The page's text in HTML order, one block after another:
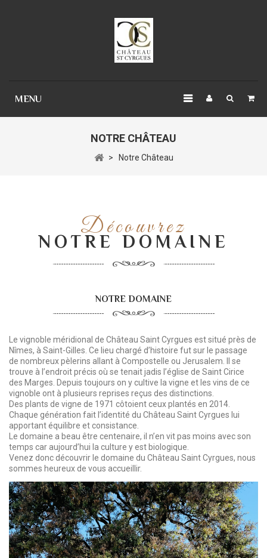
MENU
NOTRE CHÂTEAU
> Notre Château
Découvrez
NOTRE DOMAINE
NOTRE DOMAINE
Le vignoble méridional de Château Saint Cyrgues est situé près de
Nîmes, à Saint-Gilles. Ce lieu chargé d’histoire fut sur le passage
de nombreux pèlerins allant à Compostelle ou Jerusalem. Il se
trouve à l’endroit précis où se tenait jadis l’église de Saint Cirice
des Marges. Depuis toujours on y cultive la vigne et les vins de ce
vignoble ont à plusieurs reprises reçus des distinctions.
Des plants de vigne de 1971 côtoient ceux plantés en 2014.
Chaque génération fait l’identité du Château Saint Cyrgues lui
apportant équilibre et consistance.
Le domaine a beau être centenaire, il n’en vit pas moins avec son
temps car aujourd’hui la culture y est biologique.
Venez donc découvrir le domaine du Château Saint Cyrgues, nous
sommes heureux de vous accueillir.